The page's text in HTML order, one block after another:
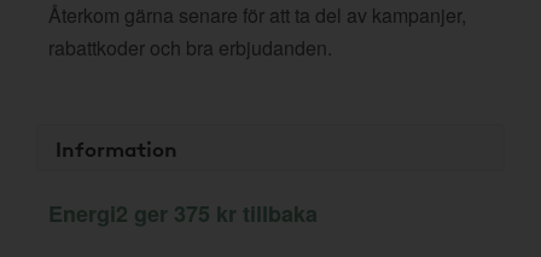
Återkom gärna senare för att ta del av kampanjer,
rabattkoder och bra erbjudanden.
Information
Energi2 ger 375 kr tillbaka